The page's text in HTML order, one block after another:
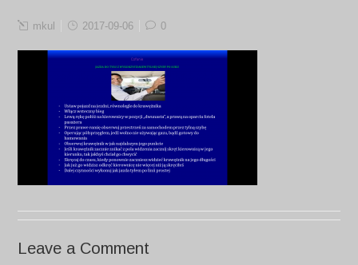
mkul 2017-09-06 0
Leave a Comment